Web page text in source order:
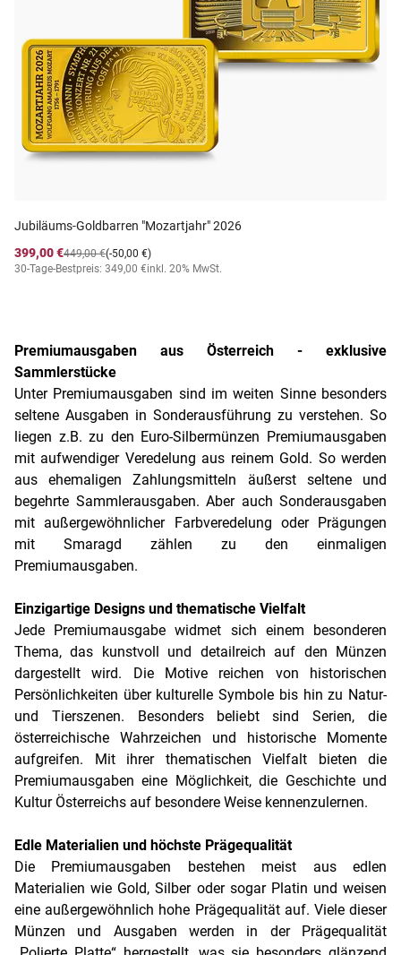
Jubiläums-Goldbarren "Mozartjahr" 2026
399,00 €
(-50,00 €)
449,00 €
30-Tage-Bestpreis: 349,00 €inkl. 20% MwSt.
Premiumausgaben aus Österreich - exklusive
Sammlerstücke
Unter Premiumausgaben sind im weiten Sinne besonders
seltene Ausgaben in Sonderausführung zu verstehen. So
liegen z.B. zu den Euro-Silbermünzen Premiumausgaben
mit aufwendiger Veredelung aus reinem Gold. So werden
aus ehemaligen Zahlungsmitteln äußerst seltene und
begehrte Sammlerausgaben. Aber auch Sonderausgaben
mit außergewöhnlicher Farbveredelung oder Prägungen
mit Smaragd zählen zu den einmaligen
Premiumausgaben.
Einzigartige Designs und thematische Vielfalt
Jede Premiumausgabe widmet sich einem besonderen
Thema, das kunstvoll und detailreich auf den Münzen
dargestellt wird. Die Motive reichen von historischen
Persönlichkeiten über kulturelle Symbole bis hin zu Natur-
und Tierszenen. Besonders beliebt sind Serien, die
österreichische Wahrzeichen und historische Momente
aufgreifen. Mit ihrer thematischen Vielfalt bieten die
Premiumausgaben eine Möglichkeit, die Geschichte und
Kultur Österreichs auf besondere Weise kennenzulernen.
Edle Materialien und höchste Prägequalität
Die Premiumausgaben bestehen meist aus edlen
Materialien wie Gold, Silber oder sogar Platin und weisen
eine außergewöhnlich hohe Prägequalität auf. Viele dieser
Münzen und Ausgaben werden in der Prägequalität